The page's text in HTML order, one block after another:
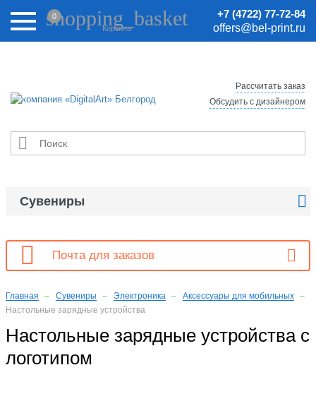
Внимание! Цены на сайте могут быть неактуальными.
Актуальные цены уточняйте у менеджеров.
+7 (4722) 77-72-84
offers@bel-print.ru
shopping_basket
Корзина
0

Рассчитать заказ
Обсудить с дизайнером
Сувениры 
 Почта для заказов
Главная Сувениры Электроника
Аксессуары для мобильных
Настольные зарядные устройства
Настольные зарядные устройства с
логотипом